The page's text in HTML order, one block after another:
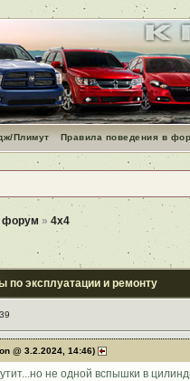
Плимут Правила поведения в
форум »4x4
по эксплуатации и ремонту
@ 3.2.2024, 14:46)
не одной вспышки в